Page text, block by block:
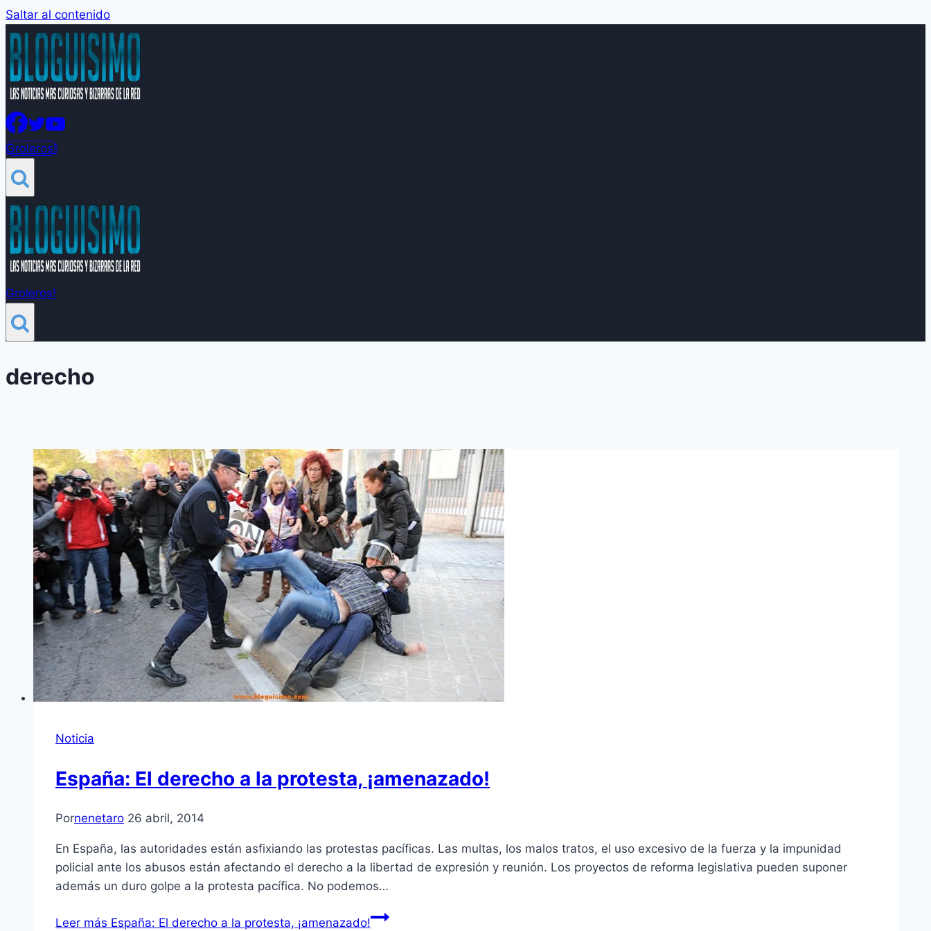
Saltar al contenido
Groleros!
Groleros!
derecho
Noticia
España: El derecho a la protesta, ¡amenazado!
Pornenetaro 26 abril, 2014
En España, las autoridades están asfixiando las protestas pacíficas. Las multas, los malos tratos, el uso excesivo de la fuerza y la impunidad
policial ante los abusos están afectando el derecho a la libertad de expresión y reunión. Los proyectos de reforma legislativa pueden suponer
además un duro golpe a la protesta pacífica. No podemos…
Leer más España: El derecho a la protesta, ¡amenazado!